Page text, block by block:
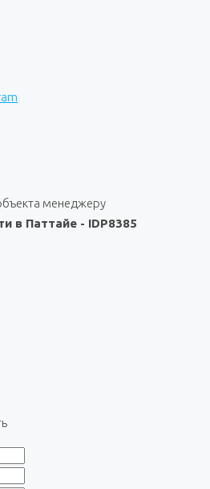
менеджеру
в Паттайе - IDP8385